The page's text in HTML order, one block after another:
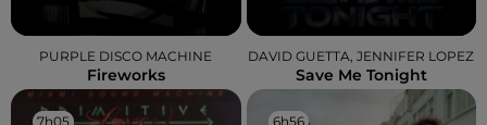
PURPLE DISCO MACHINE
Fireworks
DAVID GUETTA, JENNIFER LOPEZ
Save Me Tonight
7h05
7h05 6h56
6h56